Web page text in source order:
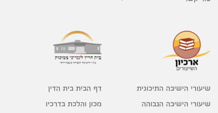
שיעורי הישיבה התיכונית
שיעורי הישיבה הגבוהה
דף הבית בית הדין
מכון והלכת בדרכיו